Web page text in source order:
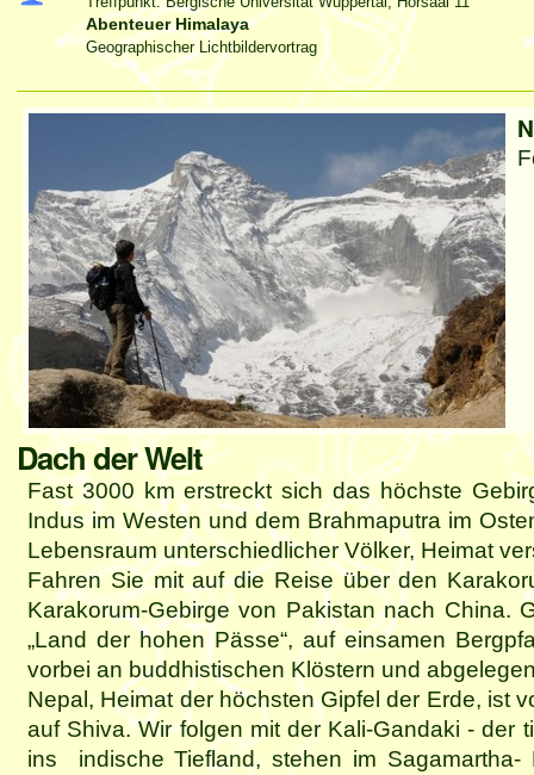
Abenteuer Himalaya
Geographischer Lichtbildervortrag
Dach der Welt
Fast 3000 km erstreckt sich das höchste
Indus im Westen und dem Brahmaputra im
Lebensraum unterschiedlicher Völker, Heimat
Fahren Sie mit auf die Reise über den
Karakorum-Gebirge von Pakistan nach China.
„Land der hohen Pässe“, auf einsamen
vorbei an buddhistischen Klöstern und
Nepal, Heimat der höchsten Gipfel der Erde, ist
auf Shiva. Wir folgen mit der Kali-Gandaki - der
ins indische Tiefland, stehen im